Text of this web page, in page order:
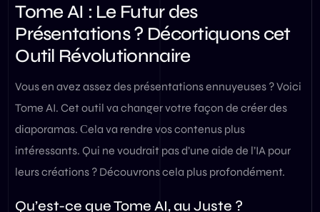
Tome AI : Le Futur des
Présentations ? Décortiquons cet
Outil Révolutionnaire
Vous en avez assez des présentations ennuyeuses ? Voici
Tome AI. Cet outil va changer votre façon de créer des
diaporamas. Сela va rendre vos contenus plus
intéressants. Qui ne voudrait pas d’une aide de l’IA pour
leurs créations ? Découvrons cela plus profondément.
Qu’est-ce que Tome AI, au Juste ?